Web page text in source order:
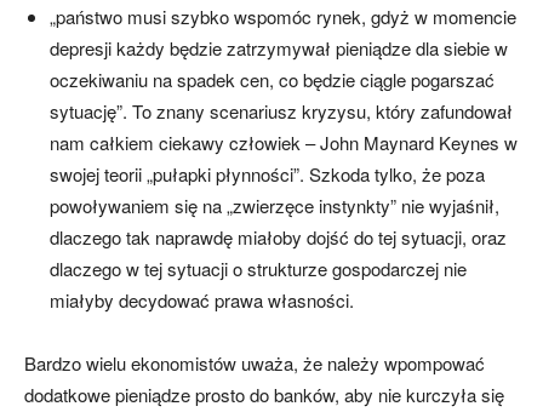
„państwo musi szybko wspomóc rynek, gdyż w momencie
depresji każdy będzie zatrzymywał pieniądze dla siebie w
oczekiwaniu na spadek cen, co będzie ciągle pogarszać
sytuację”. To znany scenariusz kryzysu, który zafundował
nam całkiem ciekawy człowiek – John Maynard Keynes w
swojej teorii „pułapki płynności”. Szkoda tylko, że poza
powoływaniem się na „zwierzęce instynkty” nie wyjaśnił,
dlaczego tak naprawdę miałoby dojść do tej sytuacji, oraz
dlaczego w tej sytuacji o strukturze gospodarczej nie
miałyby decydować prawa własności.
Bardzo wielu ekonomistów uważa, że należy wpompować
dodatkowe pieniądze prosto do banków, aby nie kurczyła się